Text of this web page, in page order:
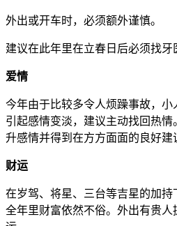
外出或开车时，必须额外谨慎。
建议在此年里在立春日后必须找牙
爱情
今年由于比较多令人烦躁事故，
引起感情变淡，建议主动找回热
升感情并得到在方方面面的良好建
财运
在岁驾、将星、三台等吉星的加持
全年里财富依然不俗。外出有贵